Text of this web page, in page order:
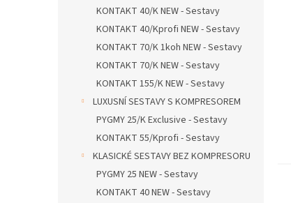
KONTAKT 40/K NEW - Sestavy
KONTAKT 40/Kprofi NEW - Sestavy
KONTAKT 70/K 1koh NEW - Sestavy
KONTAKT 70/K NEW - Sestavy
KONTAKT 155/K NEW - Sestavy
LUXUSNÍ SESTAVY S KOMPRESOREM
PYGMY 25/K Exclusive - Sestavy
KONTAKT 55/Kprofi - Sestavy
KLASICKÉ SESTAVY BEZ KOMPRESORU
PYGMY 25 NEW - Sestavy
KONTAKT 40 NEW - Sestavy